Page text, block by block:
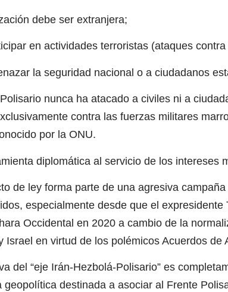
debe ser extranjera;
en actividades terroristas (ataques contra
la seguridad nacional o a ciudadanos
nunca ha atacado a civiles ni a
contra las fuerzas militares
por la ONU.
diplomática al servicio de los intereses
de ley forma parte de una agresiva
especialmente desde que el
Occidental en 2020 a cambio de la
Israel en virtud de los polémicos Acuerdos de
del “eje Irán-Hezbolá-Polisario” es
geopolítica destinada a asociar al Frente